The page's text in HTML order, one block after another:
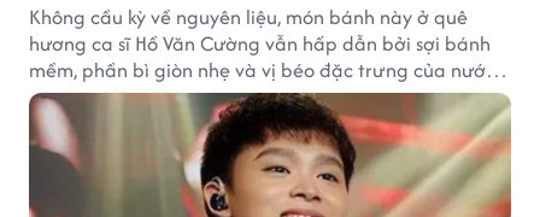
Không cầu kỳ về nguyên liệu, món bánh này ở quê
hương ca sĩ Hồ Văn Cường vẫn hấp dẫn bởi sợi bánh
mềm, phần bì giòn nhẹ và vị béo đặc trưng của nước
cốt dừa.